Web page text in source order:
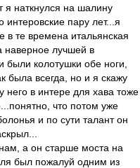
я наткнулся на шалину
интеровские пару лет...я
в те времена итальянская
наверное лучшей в
колотушки обе ноги,
была всегда, но и я скажу
него в интере для хава тоже
что потом уже
и по сути талант он
а он старше моста на
был пожалуй одним из